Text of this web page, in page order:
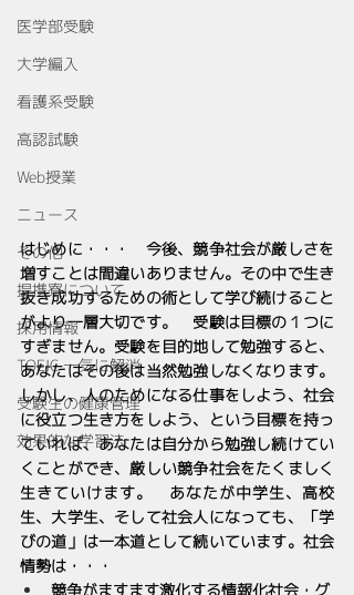
医学部受験
大学編入
看護系受験
高認試験
Web授業
ニュース
その他
提携寮について
採用情報
TOEIC 一気に解消
受験生の健康管理
効果的な学習法
はじめに・・・　今後、競争社会が厳しさを
増すことは間違いありません。その中で生き
抜き成功するための術として学び続けること
がより一層大切です。　受験は目標の１つに
すぎません。受験を目的地して勉強すると、
あなたはその後は当然勉強しなくなります。
しかし、人のためになる仕事をしよう、社会
に役立つ生き方をしよう、という目標を持っ
ていれば、あなたは自分から勉強し続けてい
くことができ、厳しい競争社会をたくましく
生きていけます。　あなたが中学生、高校
生、大学生、そして社会人になっても、「学
びの道」は一本道として続いています。社会
情勢は・・・
競争がますます激化する情報化社会・グ